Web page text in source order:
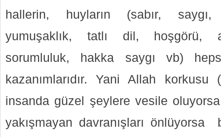
hallerin, huyların (sabır,
yumuşaklık, tatlı dil, hoşgörü,
sorumluluk, hakka saygı vb)
kazanımlarıdır. Yani Allah korkusu
insanda güzel şeylere vesile
yakışmayan davranışları